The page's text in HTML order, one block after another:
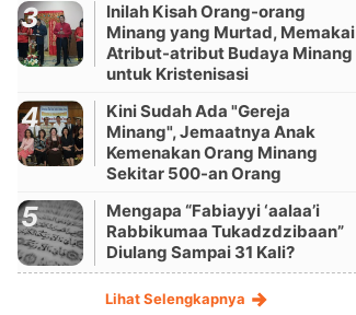
Inilah Kisah Orang-orang
Minang yang Murtad, Memakai
Atribut-atribut Budaya Minang
untuk Kristenisasi
Kini Sudah Ada "Gereja
Minang", Jemaatnya Anak
Kemenakan Orang Minang
Sekitar 500-an Orang
Mengapa “Fabiayyi ‘aalaa’i
Rabbikumaa Tukadzdzibaan”
Diulang Sampai 31 Kali?
Lihat Selengkapnya